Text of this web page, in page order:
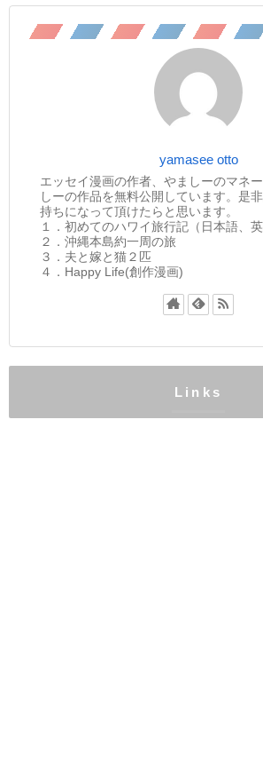
yamasee otto
エッセイ漫画の作者、やましーのマネ
しーの作品を無料公開しています。是
持ちになって頂けたらと思います。
１．初めてのハワイ旅行記（日本語、英
２．沖縄本島約一周の旅
３．夫と嫁と猫２匹
４．Happy Life(創作漫画)
Links